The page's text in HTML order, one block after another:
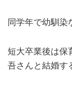
同学年で幼馴染
短大卒業後は保
吾さんと結婚す